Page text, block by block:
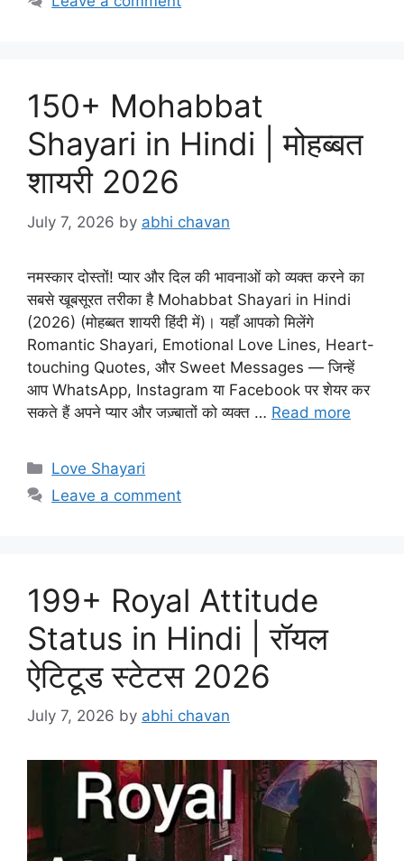
150+ Mohabbat
Shayari in Hindi | मोहब्बत
शायरी 2026
July 7, 2026 by abhi chavan
नमस्कार दोस्तों! प्यार और दिल की भावनाओं को व्यक्त करने का
सबसे खूबसूरत तरीका है Mohabbat Shayari in Hindi
(2026) (मोहब्बत शायरी हिंदी में)। यहाँ आपको मिलेंगे
Romantic Shayari, Emotional Love Lines, Heart-
touching Quotes, और Sweet Messages — जिन्हें
आप WhatsApp, Instagram या Facebook पर शेयर कर
सकते हैं अपने प्यार और जज़्बातों को व्यक्त … Read more
Categories
Love Shayari
Leave a comment
199+ Royal Attitude
Status in Hindi | रॉयल
ऐटिटूड स्टेटस 2026
July 7, 2026 by abhi chavan